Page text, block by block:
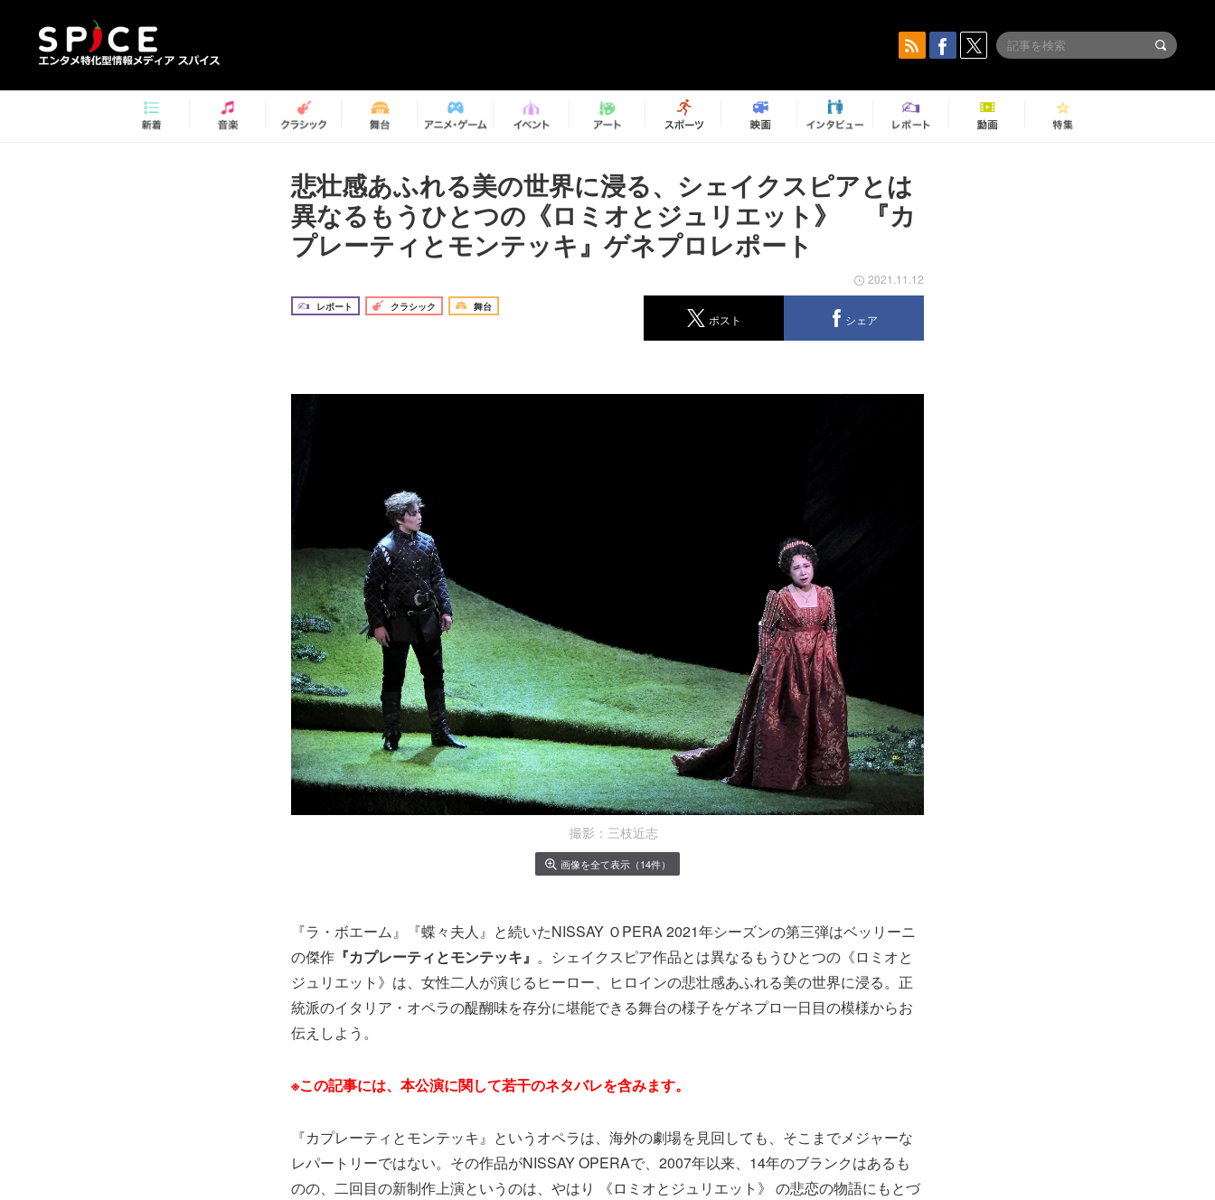
悲壮感あふれる美の世界に浸る、シェイクスピアとは
異なるもうひとつの《ロミオとジュリエット》 『カ
プレーティとモンテッキ』ゲネプロレポート
レポート クラシック 舞台
2021.11.12
ポスト シェア
撮影：三枝近志
画像を全て表示（14件）
『ラ・ボエーム』『蝶々夫人』と続いたNISSAY ＯPERA 2021年シーズンの第三弾はベッリーニ
の傑作 『カプレーティとモンテッキ』 。シェイクスピア作品とは異なるもうひとつの《ロミオと
ジュリエット》は、女性二人が演じるヒーロー、ヒロインの悲壮感あふれる美の世界に浸る。正
統派のイタリア・オペラの醍醐味を存分に堪能できる舞台の様子をゲネプロ一日目の模様からお
伝えしよう。
※この記事には、本公演に関して若干のネタバレを含みます。
『カプレーティとモンテッキ』というオペラは、海外の劇場を見回しても、そこまでメジャーな
レパートリーではない。その作品がNISSAY OPERAで、2007年以来、14年のブランクはあるも
のの、二回目の新制作上演というのは、やはり 《ロミオとジュリエット》 の悲恋の物語にもとづ